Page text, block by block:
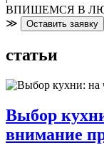
ВПИШЕМСЯ В
≫
Оставить заявку
статьи
Выбор
внимание